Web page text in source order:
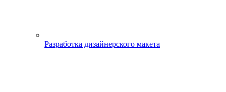
Разработка дизайнерского макета